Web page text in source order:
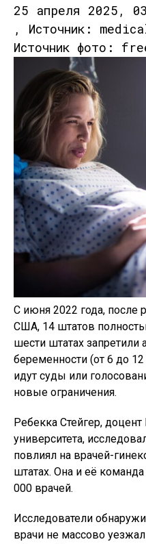
25 апреля 2025,
, Источник:
Источник фото:
С июня 2022 года, после
США, 14 штатов
шести штатах запретили
беременности (от 6 до
идут суды или
новые ограничения.
Ребекка Стейгер,
университета,
повлиял на врачей-
штатах. Она и её
000 врачей.
Исследователи
врачи не массово